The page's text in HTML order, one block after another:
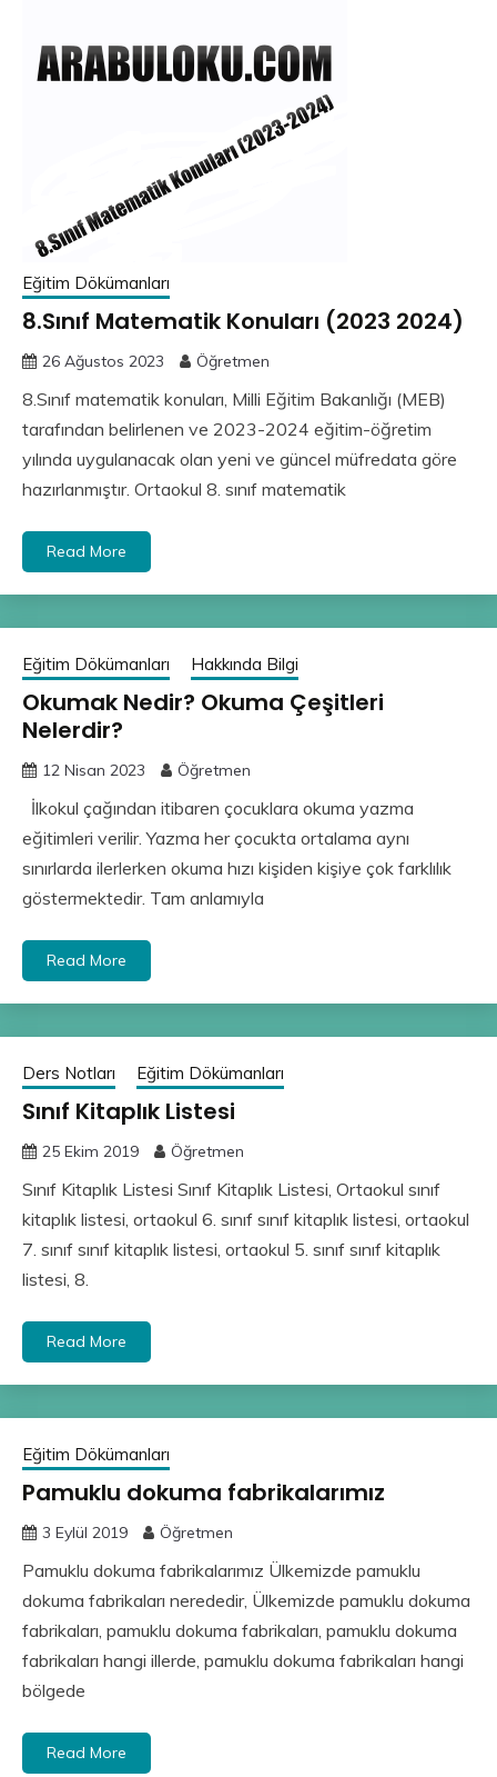
Eğitim Dökümanları
8.Sınıf Matematik Konuları (2023 2024)
26 Ağustos 2023 Öğretmen
8.Sınıf matematik konuları, Milli Eğitim Bakanlığı (MEB)
tarafından belirlenen ve 2023-2024 eğitim-öğretim
yılında uygulanacak olan yeni ve güncel müfredata göre
hazırlanmıştır. Ortaokul 8. sınıf matematik
Read More
Eğitim Dökümanları Hakkında Bilgi
Okumak Nedir? Okuma Çeşitleri
Nelerdir?
12 Nisan 2023 Öğretmen
İlkokul çağından itibaren çocuklara okuma yazma
eğitimleri verilir. Yazma her çocukta ortalama aynı
sınırlarda ilerlerken okuma hızı kişiden kişiye çok farklılık
göstermektedir. Tam anlamıyla
Read More
Ders Notları Eğitim Dökümanları
Sınıf Kitaplık Listesi
25 Ekim 2019 Öğretmen
Sınıf Kitaplık Listesi Sınıf Kitaplık Listesi, Ortaokul sınıf
kitaplık listesi, ortaokul 6. sınıf sınıf kitaplık listesi, ortaokul
7. sınıf sınıf kitaplık listesi, ortaokul 5. sınıf sınıf kitaplık
listesi, 8.
Read More
Eğitim Dökümanları
Pamuklu dokuma fabrikalarımız
3 Eylül 2019 Öğretmen
Pamuklu dokuma fabrikalarımız Ülkemizde pamuklu
dokuma fabrikaları nerededir, Ülkemizde pamuklu dokuma
fabrikaları, pamuklu dokuma fabrikaları, pamuklu dokuma
fabrikaları hangi illerde, pamuklu dokuma fabrikaları hangi
bölgede
Read More